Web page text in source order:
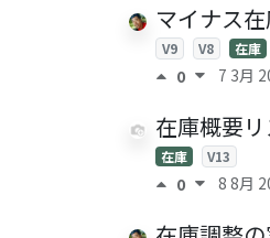
マイナス
V9 V8 在庫
0 7 3月
在庫概要リ
在庫 V13
0 8 8月